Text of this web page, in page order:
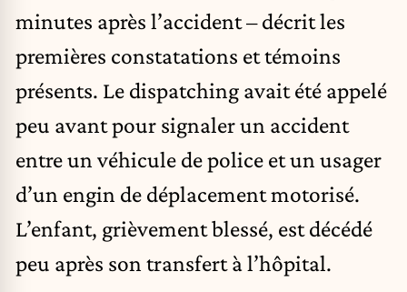
minutes après l’accident – décrit les
premières constatations et témoins
présents. Le dispatching avait été appelé
peu avant pour signaler un accident
entre un véhicule de police et un usager
d’un engin de déplacement motorisé.
L’enfant, grièvement blessé, est décédé
peu après son transfert à l’hôpital.